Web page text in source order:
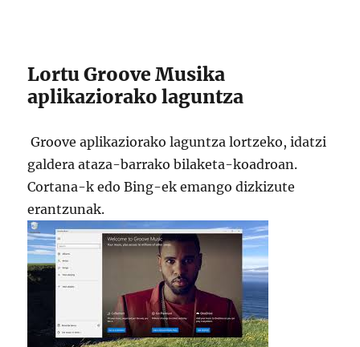
Lortu Groove Musika
aplikaziorako laguntza
Groove aplikaziorako laguntza lortzeko, idatzi
galdera ataza-barrako bilaketa-koadroan.
Cortana-k edo Bing-ek emango dizkizute
erantzunak.